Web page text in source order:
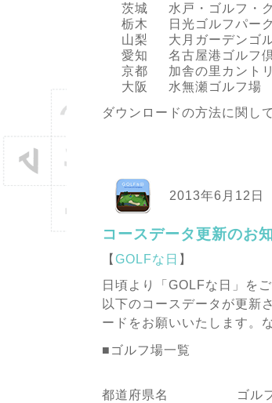
茨城
水戸・ゴルフ・
栃木
日光ゴルフパー
山梨
大月ガーデンゴ
愛知
名古屋港ゴルフ
京都
加舎の里カント
大阪
水無瀬ゴルフ場
ダウンロードの方法に関して
2013年6月12日
コースデータ更新のお
【 GOLFな日 】
日頃より「GOLFな日」を
以下のコースデータが更新
ードをお願いいたします。
■ゴルフ場一覧
都道府県名
ゴル